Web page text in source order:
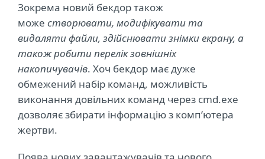
Зокрема новий бекдор також
може створювати, модифікувати та
видаляти файли, здійснювати знімки екрану, а
також робити перелік зовнішніх
накопичувачів. Хоч бекдор має дуже
обмежений набір команд, можливість
виконання довільних команд через cmd.exe
дозволяє збирати інформацію з комп’ютера
жертви.